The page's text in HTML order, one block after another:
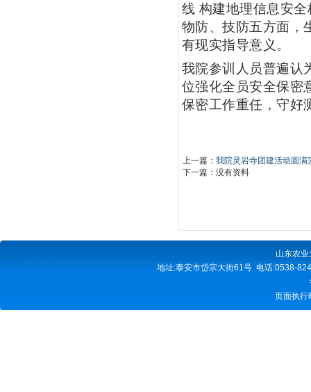
线 构建地理信息安
物防、技防五方面，
有现实指导意义。
我院参训人员普遍认
位强化全员安全保密
保密工作重任，守好
上一篇： 我院灵岩寺团建活动圆满
下一篇：没有资料
山东农
地址:泰安市岱宗大街61号 电话:0538-
页面执行